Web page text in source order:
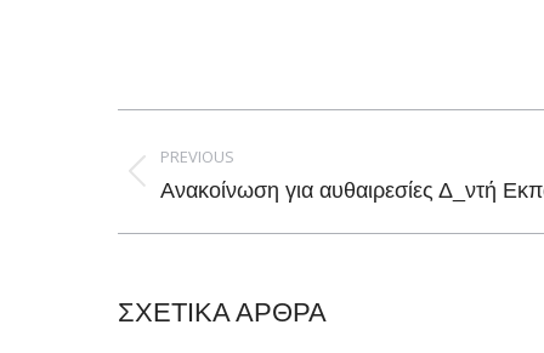
navigation
PREVIOUS
Previous
Ανακοίνωση για αυθαιρεσίες Δ_ντή
ΣΧΕΤΙΚΑ ΑΡΘΡΑ